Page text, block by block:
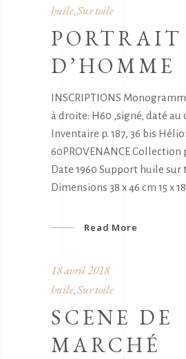
huile, Sur toile
PORTRAIT
D’HOMME
INSCRIPTIONS
à droite: H60 ,signé, daté au
Inventaire p. 187, 36 bis
60PROVENANCE Collection
Date 1960 Support huile sur
Dimensions 38 x 46 cm 15 x
Read More
18 avril 2018
huile Sur toile
SCENE DE
MARCHÉ